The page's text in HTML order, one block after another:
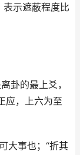
表示遮蔽程度比
卦的最上爻，
应，上六为至
大事也；“折其